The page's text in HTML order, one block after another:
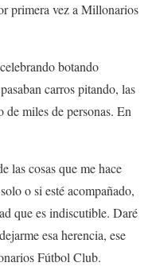
primera vez a Millonarios
botando
carros pitando, las
de miles de personas. En
las cosas que me hace
o si esté acompañado,
que es indiscutible. Daré
esa herencia, ese
Fútbol Club.